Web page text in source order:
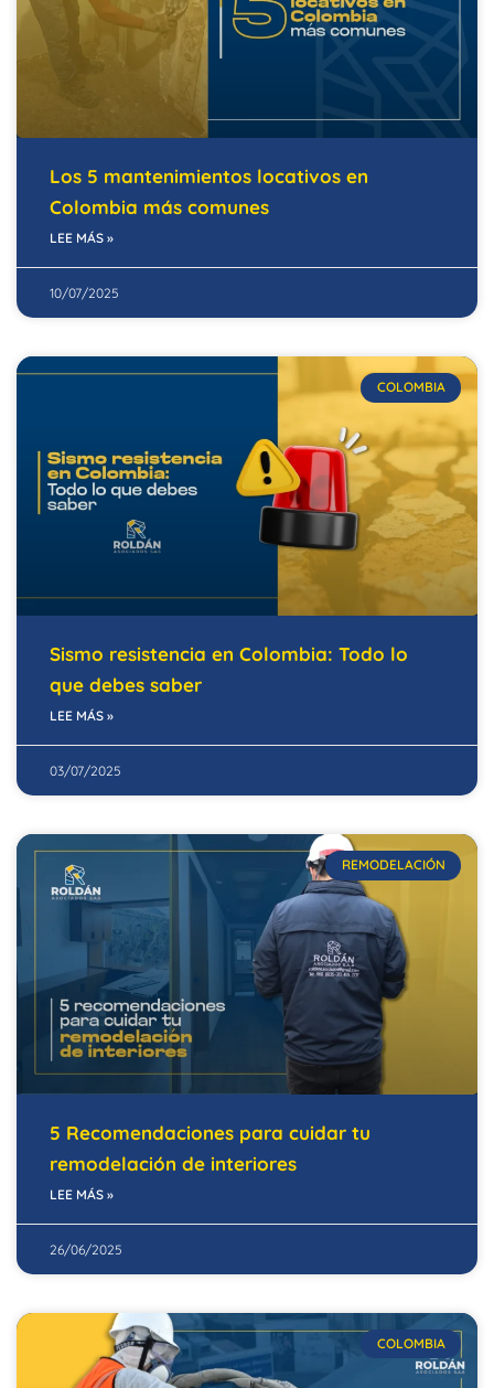
Los 5 mantenimientos locativos en
Colombia más comunes
LEE MÁS »
10/07/2025
COLOMBIA
Sismo resistencia en Colombia: Todo lo
que debes saber
LEE MÁS »
03/07/2025
REMODELACIÓN
5 Recomendaciones para cuidar tu
remodelación de interiores
LEE MÁS »
26/06/2025
COLOMBIA